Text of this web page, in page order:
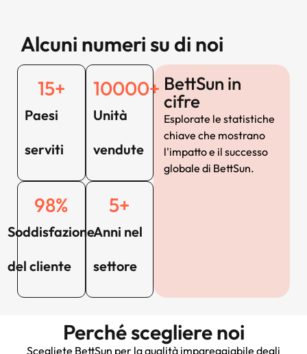
Alcuni numeri su di noi
Paesi
serviti
15+
Unità
vendute
10000+
Soddisfazione
del cliente
98%
Anni nel
settore
5+
BettSun in
cifre
Esplorate le statistiche
chiave che mostrano
l'impatto e il successo
globale di BettSun.
Perché scegliere noi
Scegliete BettSun per la qualità impareggiabile degli